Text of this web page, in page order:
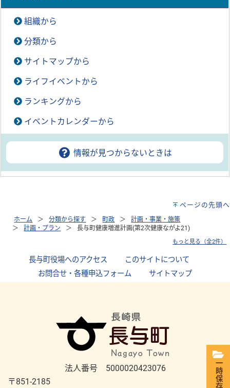
組織から
分類から
サイトマップから
ライフイベントから
ランキングから
イベントカレンダーから
情報が見つからないときは
ページの先頭へ
ホーム 分類から探す 町政
計画・事業・施策
計画・プラン
長与町健康増進計画(第2次健康ながよ21)
もっと見る（全2件）
長与町役場へのアクセス このサイトについて
お問合せ・各種申込フォーム
サイトマップ
法人番号 5000020423076
〒851-2185
一時保存